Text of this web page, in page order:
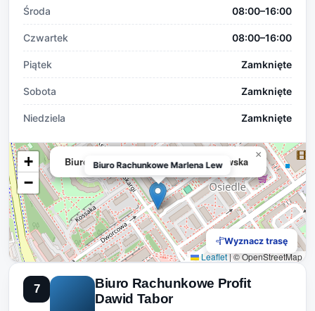
Środa 08:00–16:00
Czwartek 08:00–16:00
Piątek Zamknięte
Sobota Zamknięte
Niedziela Zamknięte
Biuro Rachunkowe Marlena Lewandowska
×
+
−
Leaflet|© OpenStreetMap
Biuro Rachunkowe Marlena Lew
Wyznacz trasę
7
Biuro Rachunkowe Profit
Dawid Tabor